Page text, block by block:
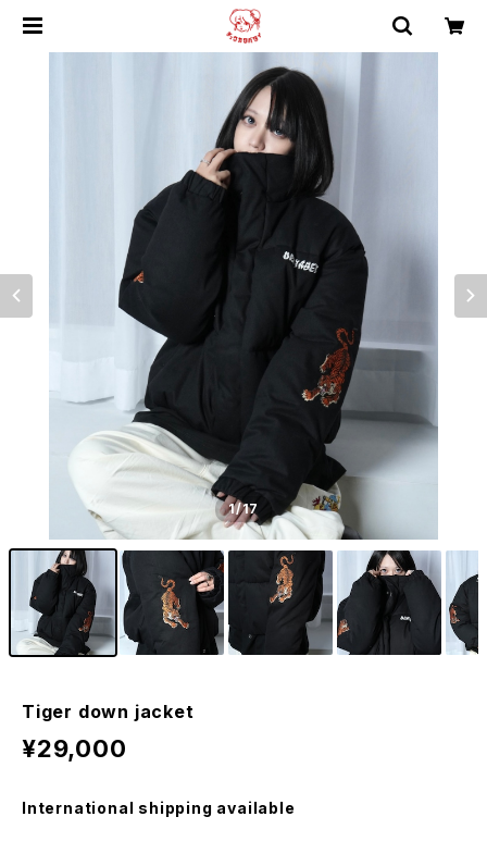
1/17
Tiger down jacket
¥29,000
International shipping available